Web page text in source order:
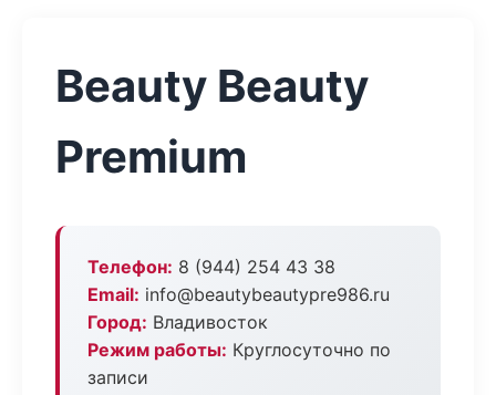
Beauty Beauty
Premium
Телефон: 8 (944) 254 43 38
Email: info@beautybeautypre986.ru
Город: Владивосток
Режим работы: Круглосуточно по
записи